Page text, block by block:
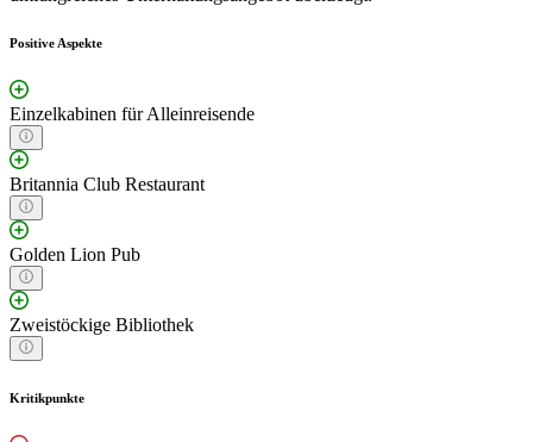
Positive Aspekte
Einzelkabinen für Alleinreisende
Britannia Club Restaurant
Golden Lion Pub
Zweistöckige Bibliothek
Kritikpunkte